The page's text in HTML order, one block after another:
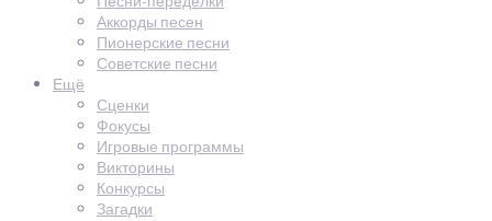
Аккорды песен
Пионерские песни
Советские песни
Ещё
Сценки
Фокусы
Игровые программы
Викторины
Конкурсы
Загадки